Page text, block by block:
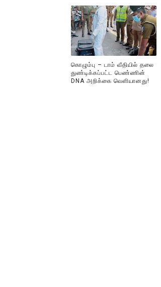
கொழும்பு – டாம் வீதியில் தலை
துண்டிக்கப்பட்ட பெண்ணின்
DNA அறிக்கை வௌியானது!